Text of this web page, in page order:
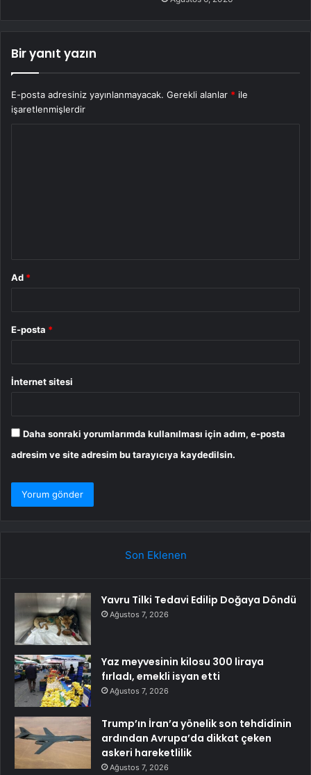
Bir yanıt yazın
E-posta adresiniz yayınlanmayacak. Gerekli alanlar * ile
işaretlenmişlerdir
Ad *
E-posta *
İnternet sitesi
Daha sonraki yorumlarımda kullanılması için adım, e-posta
adresim ve site adresim bu tarayıcıya kaydedilsin.
Son Eklenen
Yavru Tilki Tedavi Edilip Doğaya Döndü
Ağustos 7, 2026
Yaz meyvesinin kilosu 300 liraya
fırladı, emekli isyan etti
Ağustos 7, 2026
Trump’ın İran’a yönelik son tehdidinin
ardından Avrupa’da dikkat çeken
askeri hareketlilik
Ağustos 7, 2026